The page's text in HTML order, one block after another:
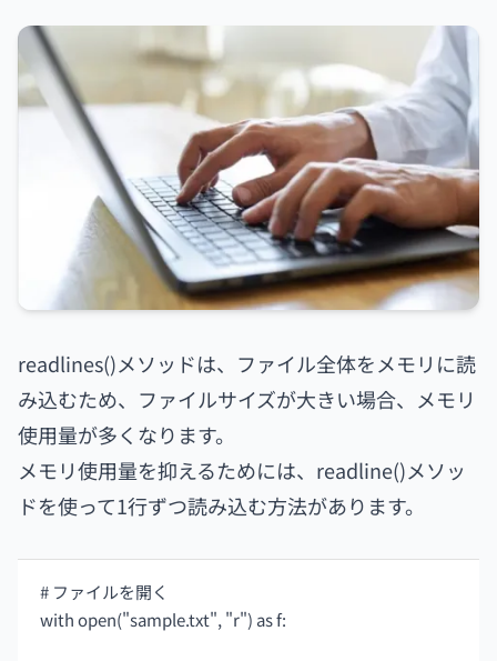
readlines()メソッドは、ファイル全体をメモリに読
み込むため、ファイルサイズが大きい場合、メモリ
使用量が多くなります。
メモリ使用量を抑えるためには、readline()メソッ
ドを使って1行ずつ読み込む方法があります。
# ファイルを開く
with open("sample.txt", "r") as f: